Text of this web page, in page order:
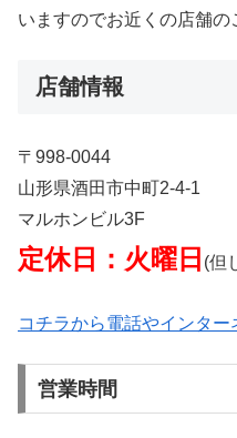
いますのでお近くの店舗の
店舗情報
〒998-0044
山形県酒田市中町2-4-1
マルホンビル3F
定休日：火曜日 (但
コチラから電話やインタ
営業時間